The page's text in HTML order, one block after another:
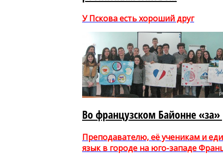
У Пскова есть хороший друг
Во французском Байонне «за»
Преподавателю, её ученикам и
язык в городе на юго-западе